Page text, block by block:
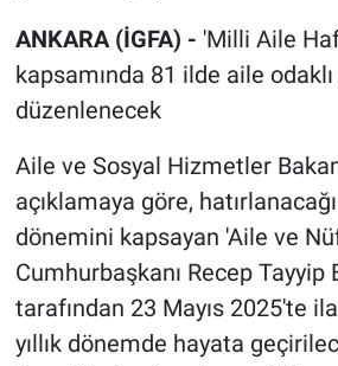
ANKARA (İGFA) - 'Milli Aile
kapsamında 81 ilde aile
düzenlenecek
Aile ve Sosyal Hizmetler
açıklamaya göre,
dönemini kapsayan 'Aile ve
Cumhurbaşkanı Recep Tayyip
tarafından 23 Mayıs 2025'te
yıllık dönemde hayata